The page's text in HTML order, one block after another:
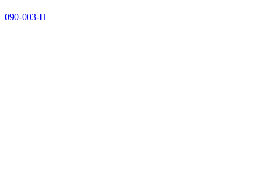
090-003-П